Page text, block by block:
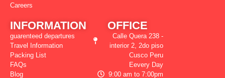
Careers
INFORMATION
guarenteed departures
Travel Information
Packing List
FAQs
Blog
OFFICE
Calle Quera 238 -
interior 2, 2do piso
Cusco Peru
Eevery Day
9:00 am to 7:00pm